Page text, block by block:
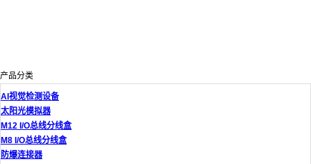
产品分类
AI视觉检测设备
太阳光模拟器
M12 I/O总线分线盒
M8 I/O总线分线盒
防爆连接器